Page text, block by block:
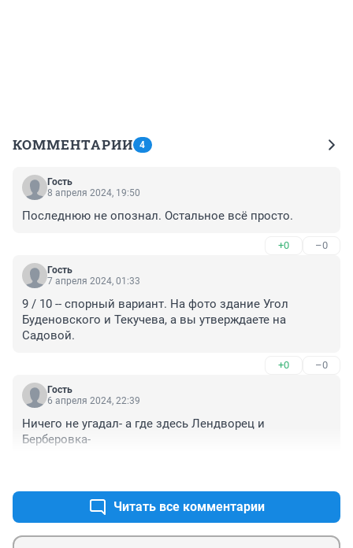
КОММЕНТАРИИ 4
Гость
8 апреля 2024, 19:50
Последнюю не опознал. Остальное всё просто.
+0 –0
Гость
7 апреля 2024, 01:33
9 / 10 -- спорный вариант. На фото здание Угол
Буденовского и Текучева, а вы утверждаете на
Садовой.
+0 –0
Гость
6 апреля 2024, 22:39
Ничего не угадал- а где здесь Лендворец и
Берберовка-
Читать все комментарии